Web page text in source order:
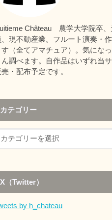
Château 農学大学院卒、
、現不動産業。フルート演奏・
す（全てアマチュア）。気にな
ん調べます。自作品はいずれ当
・配布予定です。
カテゴリー
X（Twitter）
by h_chateau